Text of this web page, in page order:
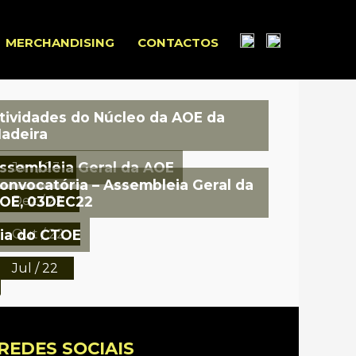
MERCHANDISING CONTACTOS
Jan / 23
do Núcleo da AOE da
Dez / 22
Geral da AOE
Out / 22
– Assembleia Geral da
03DEC22
Jul / 22
do CTOE
SOCIAIS